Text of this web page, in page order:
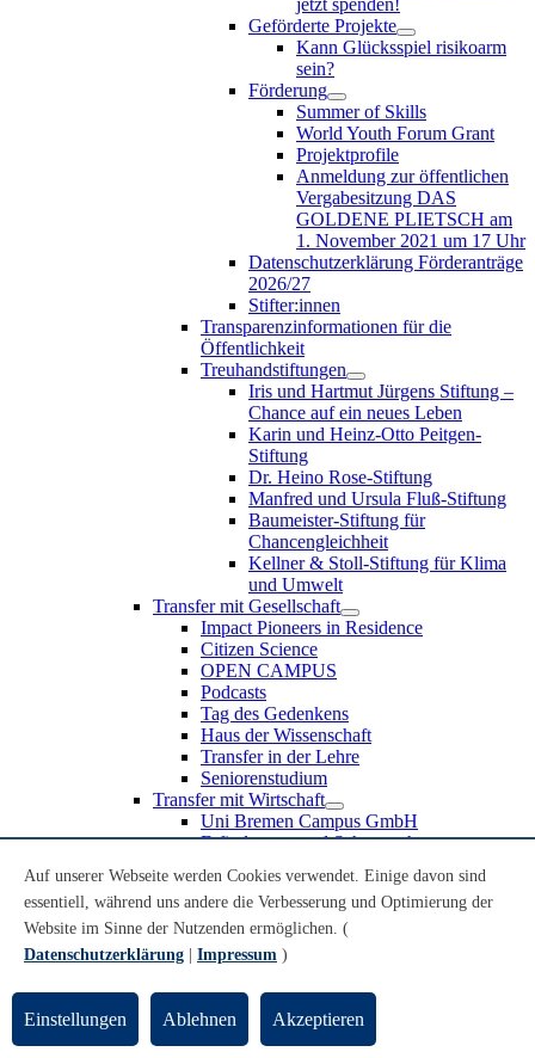
Geförderte Projekte
Kann Glücksspiel risikoarm
sein?
Förderung
Summer of Skills
World Youth Forum Grant
Projektprofile
Anmeldung zur öffentlichen
Vergabesitzung DAS
GOLDENE PLIETSCH am
1. November 2021 um 17 Uhr
Datenschutzerklärung Förderanträge
2026/27
Stifter:innen
Transparenzinformationen für die
Öffentlichkeit
Treuhandstiftungen
Iris und Hartmut Jürgens Stiftung –
Chance auf ein neues Leben
Karin und Heinz-Otto Peitgen-
Stiftung
Dr. Heino Rose-Stiftung
Manfred und Ursula Fluß-Stiftung
Baumeister-Stiftung für
Chancengleichheit
Kellner & Stoll-Stiftung für Klima
und Umwelt
Transfer mit Gesellschaft
Impact Pioneers in Residence
Citizen Science
OPEN CAMPUS
Podcasts
Tag des Gedenkens
Haus der Wissenschaft
Transfer in der Lehre
Seniorenstudium
Transfer mit Wirtschaft
Uni Bremen Campus GmbH
Erfindungen und Schutzrechte
Recruiting an der Universität Bremen
Weiterbildung an der Universität Bremen
Transfer mit Schule
Schülerinnen und Schüler
Schulklassen
Lehrkräfte
Gründungsunterstützung
Auf unserer Webseite werden Cookies verwendet. Einige davon sind
essentiell, während uns andere die Verbesserung und Optimierung der
Website im Sinne der Nutzenden ermöglichen. (
Datenschutzerklärung
Impressum )
Einstellungen Ablehnen Akzeptieren